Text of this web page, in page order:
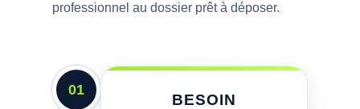
professionnel au dossier prêt à déposer.
01
BESOIN